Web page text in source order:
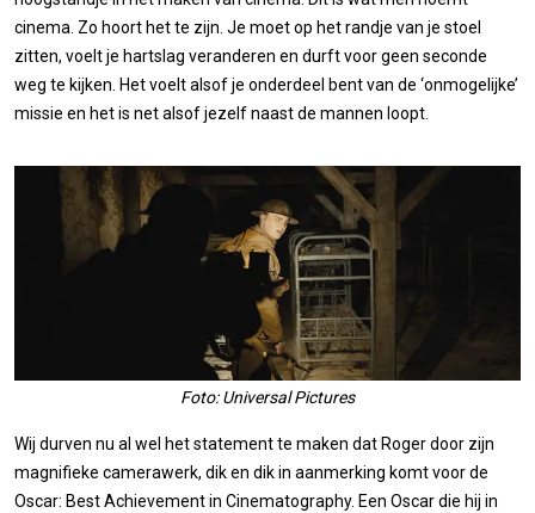
cinema. Zo hoort het te zijn. Je moet op het randje van je stoel
zitten, voelt je hartslag veranderen en durft voor geen seconde
weg te kijken. Het voelt alsof je onderdeel bent van de ‘onmogelijke’
missie en het is net alsof jezelf naast de mannen loopt.
Foto: Universal Pictures
Wij durven nu al wel het statement te maken dat Roger door zijn
magnifieke camerawerk, dik en dik in aanmerking komt voor de
Oscar: Best Achievement in Cinematography. Een Oscar die hij in